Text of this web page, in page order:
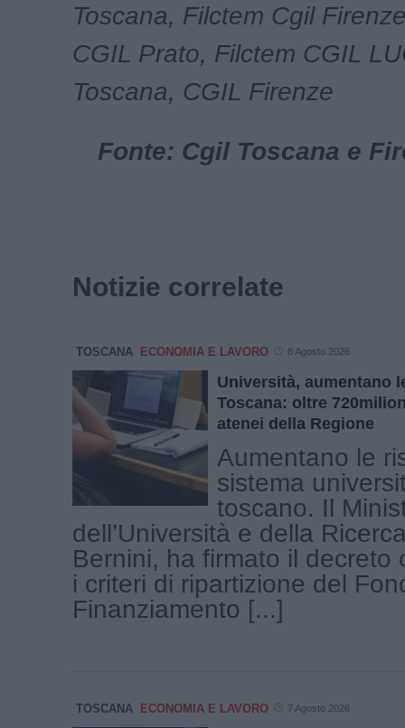
Toscana, Filctem Cgil
CGIL Prato, Filctem CGIL
Toscana, CGIL Firenze
Fonte: Cgil Toscana e
Notizie correlate
TOSCANA ECONOMIA E LAVORO 8 Agosto 2026
Università, aumentano
Toscana: oltre
atenei della Regione
Aumentano le
sistema
toscano. Il
dell’Università e della
Bernini, ha firmato il decreto
i criteri di ripartizione del
Finanziamento [...]
TOSCANA ECONOMIA E LAVORO 7 Agosto 2026